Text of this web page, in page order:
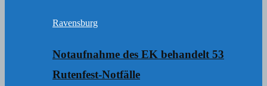
Ravensburg
Notaufnahme des EK behandelt 53
Rutenfest-Notfälle